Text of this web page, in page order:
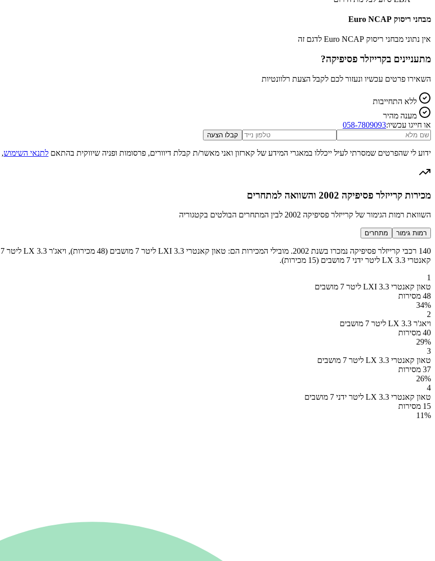
מבחני ריסוק Euro NCAP
אין נתוני מבחני ריסוק Euro NCAP לדגם זה
מתעניינים בקרייזלר פסיפיקה?
השאירו פרטים עכשיו ונעזור לכם לקבל הצעת רלוונטיות
ללא התחייבות
מענה מהיר
או חייגו עכשיו:058-7809093
קבלו הצעה
ידוע לי שהפרטים שמסרתי לעיל ייכללו במאגרי המידע של קארזון ואני מאשר/ת קבלת דיוורים, פרסומות ופניה שיווקית בהתאם לתנאי השימוש,
מכירות קרייזלר פסיפיקה 2002 והשוואה למתחרים
השוואת רמות הגימור של קרייזלר פסיפיקה 2002 לבין המתחרים הבולטים בקטגוריה
רמות גימור מתחרים
קאנטרי LX 3.3 ליטר ידני 7 מושבים (15 מכירות).
1
טאון קאנטרי LXI 3.3 ליטר 7 מושבים
48 מסירות
34%
2
ויאג'ר LX 3.3 ליטר 7 מושבים
40 מסירות
29%
3
טאון קאנטרי LX 3.3 ליטר 7 מושבים
37 מסירות
26%
4
טאון קאנטרי LX 3.3 ליטר ידני 7 מושבים
15 מסירות
11%